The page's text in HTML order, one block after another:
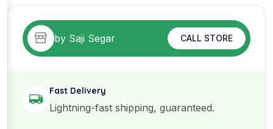
by Saji Segar CALL STORE
Fast Delivery
Lightning-fast shipping, guaranteed.